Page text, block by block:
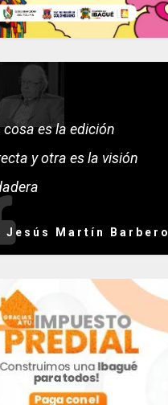
cosa es la edición
y otra es la visión
Jesús Martín Barbero